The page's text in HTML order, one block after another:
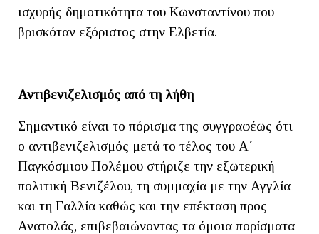
ισχυρής δημοτικότητα του Κωνσταντίνου που
βρισκόταν εξόριστος στην Ελβετία.
Αντιβενιζελισμός από τη λήθη
Σημαντικό είναι το πόρισμα της συγγραφέως ότι
ο αντιβενιζελισμός μετά το τέλος του Α΄
Παγκόσμιου Πολέμου στήριζε την εξωτερική
πολιτική Βενιζέλου, τη συμμαχία με την Αγγλία
και τη Γαλλία καθώς και την επέκταση προς
Ανατολάς, επιβεβαιώνοντας τα όμοια πορίσματα